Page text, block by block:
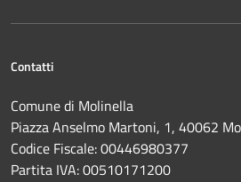
Contatti
Comune di Molinella
Piazza Anselmo Martoni, 1, 40062
Codice Fiscale: 00446980377
Partita IVA: 00510171200